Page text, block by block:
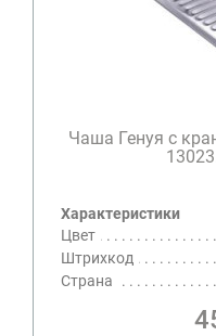
Чаша Генуя с
Характеристики
Цвет
Штрихкод
Страна